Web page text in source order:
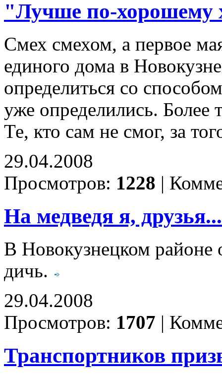
"Лучше по-хорошему
Смех смехом, а первое
единого дома в
определиться со
уже определились. Более
Те, кто сам не смог, за
29.04.2008
Просмотров: 1228 |
На медведя я, друзья...
В Новокузнецком районе
дичь.
29.04.2008
Просмотров: 1707 |
Транспортников